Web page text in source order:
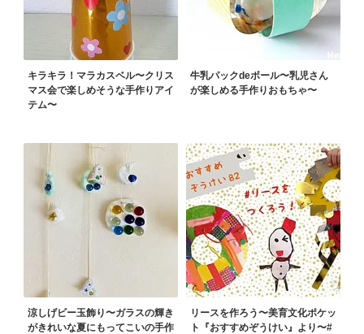
キラキラ！マラカスベル〜クリス
マス会で楽しめそうな手作りアイ
テム〜
牛乳パックdeボール〜乳児さん
が楽しめる手作りおもちゃ〜
涼しげビー玉飾り〜ガラスの輝き
がきれいな夏にもってこいの手作
リースを作ろう〜美育文化ポケッ
ト『おすすめぞうけい』より〜#